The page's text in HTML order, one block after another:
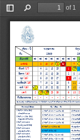
Toggle
Sidebar
Find
of 1
เดือน : ปี
วัน
พฤษภาคม
2569
มิถุ
สัปดาห์ที่         1
อาทิตย์
3 10 17 24 31 7
จันทร์ (17) 4 11 18 25 1 8
อังคาร (16) 5 12 19 26 2 9
พุธ (16) 6 13 20 27 3 10
พฤหัสบดี (15) 7 14 21 28 4 11
ศุกร์ (16) 1 8 15 22 29 5 12
เสาร์
2 9 16 23 30 6 13
วันเรียนชดเชย
หมายเหตุ:กรณีวันธรรมสวนะ ตรงกับวันทํางานปกติ สําหรับสายการศึกษาให้มาทํางานชด
กิจกรรมนักศึกษา
วัน / เดือน / ปี
1) วันที่ 8 –15 มิ.ย. 2569
เข้าหอนักศึกษา มมร
2) วันที่ 11 12 มิ.ย. 2569
วันปฐมนิเทศนักศึกษาใหม่
3) วันที่ ตามกําหนดการ
วันไหว้ครู ประจําปี 2569
5) วันที่ ตามกําหนดการ
บริจาคโลหิต ครั้งที่ 1
6) วันที่ ตามกําหนดการ
บริจาคโลหิต ครั้งที่ 2
7) วันที่ ตามกําหนดการ
1) วันที่ 18 พ.ค. –14 มิ.ย. 69 นักศึกษาลง
2) วันที่ 18 พ.ค. –14 มิ.ย. 69 กําหนดวันยื่
3) วันที่ 18 พ.ค. –26 มิ.ย. 69 กําหนดวัน
4) วันที่ 18 พ.ค. –14 มิ.ย. 69 กําหนดวันยื่
5) วันที่ 11 -12 มิ.ย. 69 วันปฐมนิเ
6) วันที่ 15 มิ.ย. 69 วันเปิดเรีย
7) วันที่ 15 มิ.ย. - 21 ส.ค. 69 กําหนดวันยื่
8) วันที่ 15 มิ.ย. -23 ต.ค. 69 กําหนดวัน